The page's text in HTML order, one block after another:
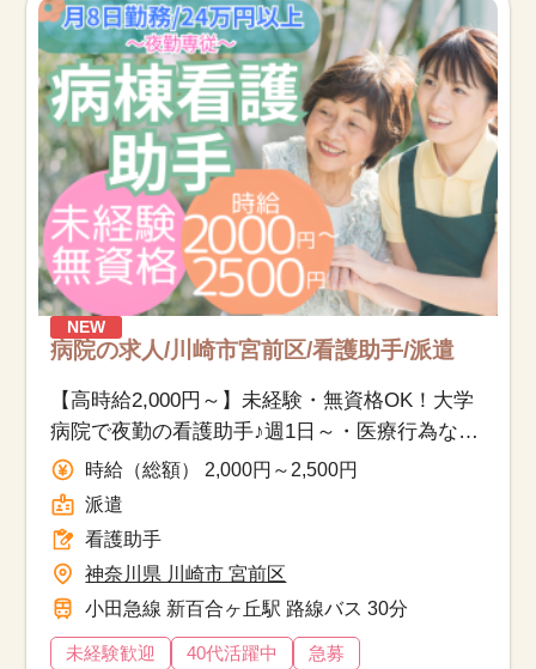
NEW
病院の求人/川崎市宮前区/看護助手/派遣
【高時給2,000円～】未経験・無資格OK！大学
病院で夜勤の看護助手♪週1日～・医療行為なし
◎時短勤務相談OK♪
時給（総額） 2,000円～2,500円
派遣
看護助手
神奈川県 川崎市 宮前区
小田急線 新百合ヶ丘駅 路線バス 30分
未経験歓迎 40代活躍中
急募